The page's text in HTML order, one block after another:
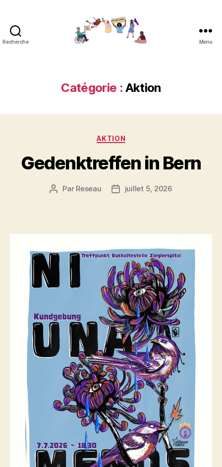
Recherche
féminicides
Menu
Catégorie : Aktion
Catégories
AKTION
Gedenktreffen in Bern
Auteur
Par Reseau
Datejuillet 5, 2026